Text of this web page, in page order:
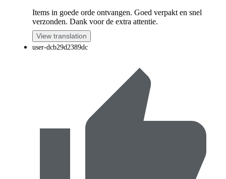
Items in goede orde ontvangen. Goed verpakt en snel
verzonden. Dank voor de extra attentie.
View translation
user-dcb29d2389dc